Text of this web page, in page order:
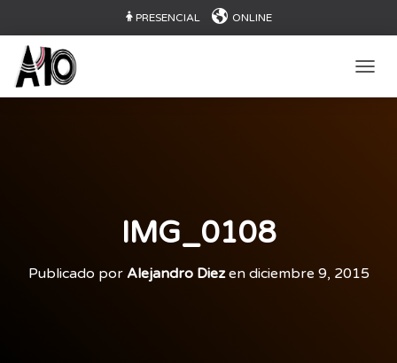
PRESENCIAL ONLINE
IMG_0108
Publicado por Alejandro Diezen diciembre 9, 2015